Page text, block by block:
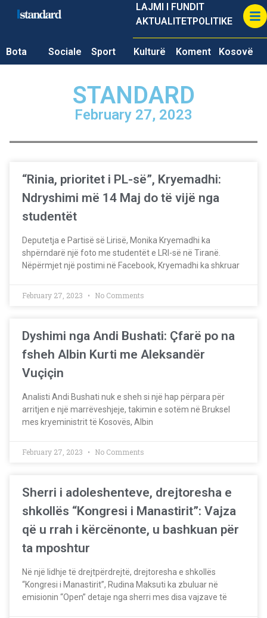
LAJMI I FUNDIT
AKTUALITETPOLITIKE
Bota Sociale Sport Kulturë Koment Kosovë
STANDARD
February 27, 2023
“Rinia, prioritet i PL-së”, Kryemadhi:
Ndryshimi më 14 Maj do të vijë nga
studentët
Deputetja e Partisë së Lirisë, Monika Kryemadhi ka
shpërndarë një foto me studentët e LRI-së në Tiranë.
Nëpërmjet një postimi në Facebook, Kryemadhi ka shkruar
February 27, 2023 No Comments
Dyshimi nga Andi Bushati: Çfarë po na
fsheh Albin Kurti me Aleksandër
Vuçiçin
Analisti Andi Bushati nuk e sheh si një hap përpara për
arritjen e një marrëveshjeje, takimin e sotëm në Bruksel
mes kryeministrit të Kosovës, Albin
February 27, 2023 No Comments
Sherri i adoleshenteve, drejtoresha e
shkollës “Kongresi i Manastirit”: Vajza
që u rrah i kërcënonte, u bashkuan për
ta mposhtur
Në një lidhje të drejtpërdrejtë, drejtoresha e shkollës
“Kongresi i Manastirit”, Rudina Maksuti ka zbuluar në
emisionin “Open” detaje nga sherri mes disa vajzave të